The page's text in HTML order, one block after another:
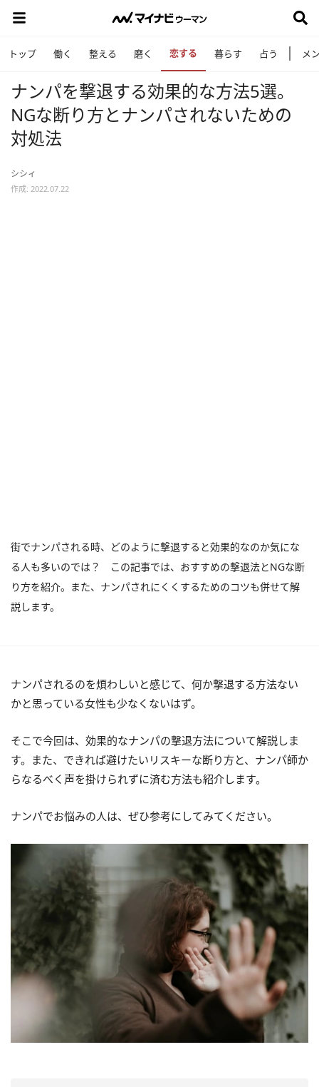
トップ 働く 整える 磨く 恋する 暮らす 占う メ
ナンパを撃退する効果的な方法5選。
NGな断り方とナンパされないための
対処法
シシィ
作成: 2022.07.22
街でナンパされる時、どのように撃退すると効果的なのか気にな
る人も多いのでは？ この記事では、おすすめの撃退法とNGな断
り方を紹介。また、ナンパされにくくするためのコツも併せて解
説します。
ナンパされるのを煩わしいと感じて、何か撃退する方法ない
かと思っている女性も少なくないはず。
そこで今回は、効果的なナンパの撃退方法について解説しま
す。また、できれば避けたいリスキーな断り方と、ナンパ師か
らなるべく声を掛けられずに済む方法も紹介します。
ナンパでお悩みの人は、ぜひ参考にしてみてください。